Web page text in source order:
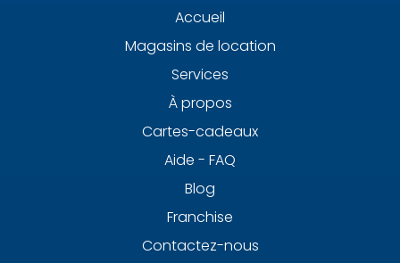
Accueil
Magasins de location
Services
À propos
Cartes-cadeaux
Aide - FAQ
Blog
Franchise
Contactez-nous